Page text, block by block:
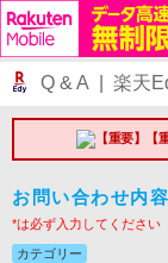
Q & A | 楽天
【
お問い合わせ内
*は必ず入力してください
カテゴリー